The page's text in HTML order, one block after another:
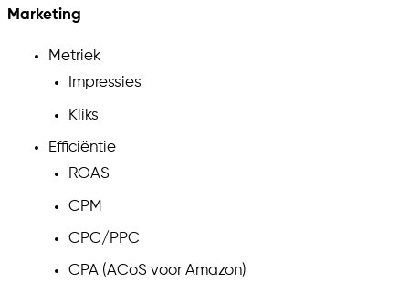
Marketing
Metriek
Impressies
Kliks
Efficiëntie
ROAS
CPM
CPC/PPC
CPA (ACoS voor Amazon)